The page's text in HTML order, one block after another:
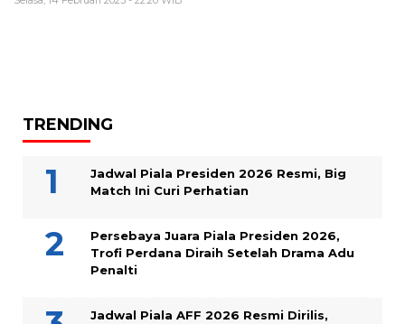
TRENDING
Jadwal Piala Presiden 2026 Resmi, Big
Match Ini Curi Perhatian
Persebaya Juara Piala Presiden 2026,
Trofi Perdana Diraih Setelah Drama Adu
Penalti
Jadwal Piala AFF 2026 Resmi Dirilis,